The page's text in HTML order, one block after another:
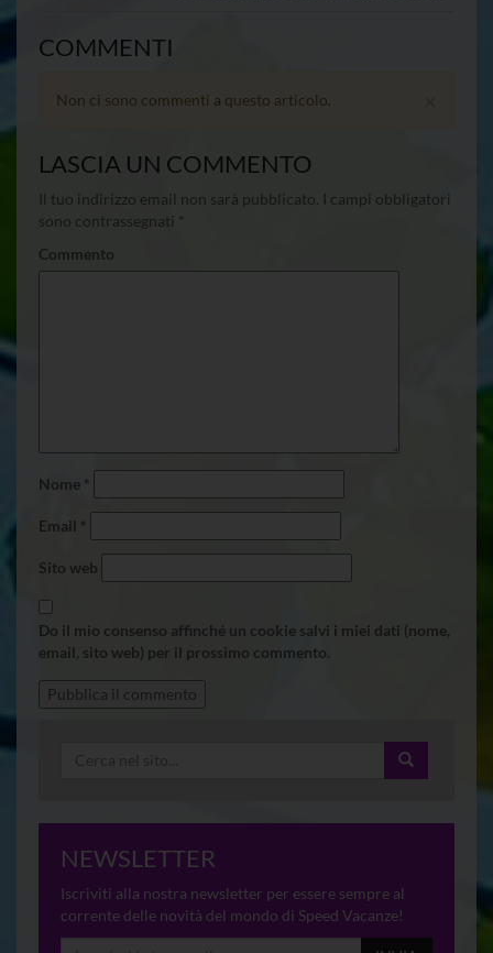
COMMENTI
Non ci sono commenti a questo articolo.
LASCIA UN COMMENTO
Il tuo indirizzo email non sarà pubblicato.
I campi obbligatori
sono contrassegnati
Commento
Nome *
Email *
Sito web
Do il mio consenso affinché un cookie salvi i miei dati (nome,
email, sito web) per il prossimo commento.
NEWSLETTER
Iscriviti alla nostra newsletter per essere sempre al
corrente delle novità del mondo di Speed Vacanze!